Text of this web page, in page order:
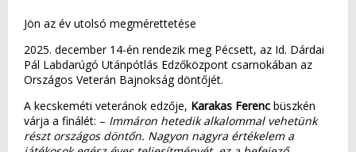
Jön az év utolsó megmérettetése
2025. december 14-én rendezik meg Pécsett, az Id. Dárdai
Pál Labdarúgó Utánpótlás Edzőközpont csarnokában az
Országos Veterán Bajnokság döntőjét.
A kecskeméti veteránok edzője, Karakas Ferenc büszkén
várja a finálét: – Immáron hetedik alkalommal vehetünk
részt országos döntőn. Nagyon nagyra értékelem a